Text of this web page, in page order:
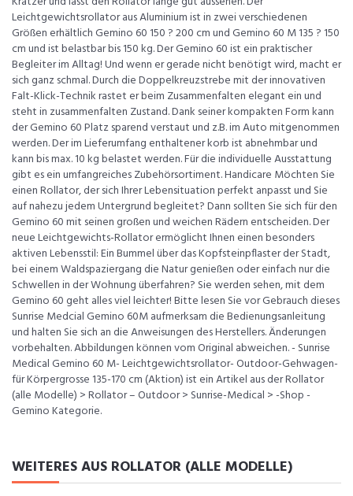
Leichtgewichtsrollator aus Aluminium ist in zwei verschiedenen
Größen erhältlich Gemino 60 150 ? 200 cm und Gemino 60 M 135 ? 150
cm und ist belastbar bis 150 kg. Der Gemino 60 ist ein praktischer
Begleiter im Alltag! Und wenn er gerade nicht benötigt wird, macht er
sich ganz schmal. Durch die Doppelkreuzstrebe mit der innovativen
Falt-Klick-Technik rastet er beim Zusammenfalten elegant ein und
steht in zusammenfalten Zustand. Dank seiner kompakten Form kann
der Gemino 60 Platz sparend verstaut und z.B. im Auto mitgenommen
werden. Der im Lieferumfang enthaltener korb ist abnehmbar und
kann bis max. 10 kg belastet werden. Für die individuelle Ausstattung
gibt es ein umfangreiches Zubehörsortiment. Handicare Möchten Sie
einen Rollator, der sich Ihrer Lebensituation perfekt anpasst und Sie
auf nahezu jedem Untergrund begleitet? Dann sollten Sie sich für den
Gemino 60 mit seinen großen und weichen Rädern entscheiden. Der
neue Leichtgewichts-Rollator ermöglicht Ihnen einen besonders
aktiven Lebensstil: Ein Bummel über das Kopfsteinpflaster der Stadt,
bei einem Waldspaziergang die Natur genießen oder einfach nur die
Schwellen in der Wohnung überfahren? Sie werden sehen, mit dem
Gemino 60 geht alles viel leichter! Bitte lesen Sie vor Gebrauch dieses
Sunrise Medcial Gemino 60M aufmerksam die Bedienungsanleitung
und halten Sie sich an die Anweisungen des Herstellers. Änderungen
vorbehalten. Abbildungen können vom Original abweichen. - Sunrise
Medical Gemino 60 M- Leichtgewichtsrollator- Outdoor-Gehwagen-
für Körpergrosse 135-170 cm (Aktion) ist ein Artikel aus der Rollator
(alle Modelle) > Rollator – Outdoor > Sunrise-Medical > -Shop -
Gemino Kategorie.
WEITERES AUS ROLLATOR (ALLE MODELLE)